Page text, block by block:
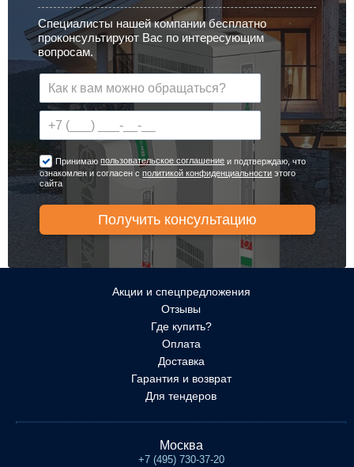
Специалисты нашей компании бесплатно
проконсультируют Вас по интересующим
вопросам.
Принимаюпользовательское соглашение и подтверждаю, что
ознакомлен и согласен сполитикой конфиденциальности этого
сайта
Акции и спецпредложения
Отзывы
Где купить?
Оплата
Доставка
Гарантия и возврат
Для тендеров
Москва
+7 (495) 730-37-20